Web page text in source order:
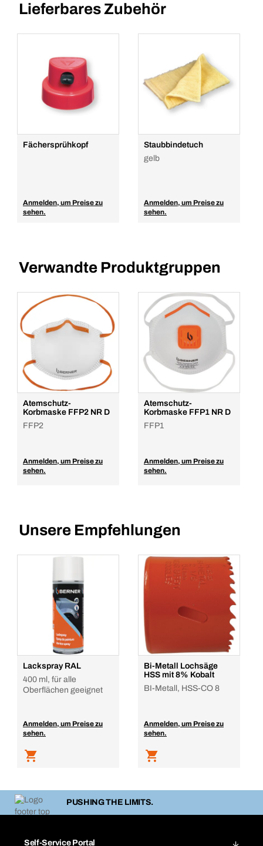
Lieferbares Zubehör
Fächersprühkopf
Anmelden, um Preise zu
sehen.
Staubbindetuch
gelb
Anmelden, um Preise zu
sehen.
Verwandte Produktgruppen
Atemschutz-
Korbmaske FFP2 NR D
FFP2
Anmelden, um Preise zu
sehen.
Atemschutz-
Korbmaske FFP1 NR D
FFP1
Anmelden, um Preise zu
sehen.
Unsere Empfehlungen
Lackspray RAL
400 ml, für alle
Oberflächen geeignet
Anmelden, um Preise zu
sehen.
Bi-Metall Lochsäge
HSS mit 8% Kobalt
BI-Metall, HSS-CO 8
Anmelden, um Preise zu
sehen.
PUSHING THE LIMITS.
Self-Service Portal